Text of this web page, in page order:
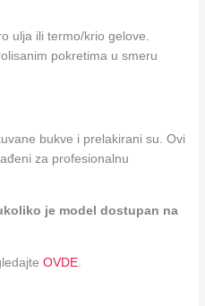
ulja ili termo/krio gelove.
pokretima u smeru
bukve i prelakirani su. Ovi
za profesionalnu
je model dostupan na
OVDE